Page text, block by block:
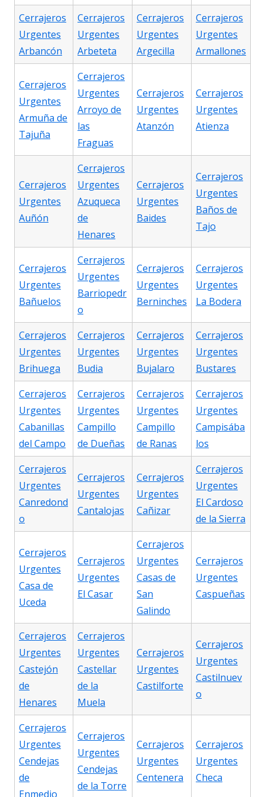
Cerrajeros
Urgentes
Arbancón
Cerrajeros
Urgentes
Arbeteta
Cerrajeros
Urgentes
Argecilla
Cerrajeros
Urgentes
Armallones
Cerrajeros
Urgentes
Armuña de
Tajuña
Cerrajeros
Urgentes
Arroyo de
las
Fraguas
Cerrajeros
Urgentes
Atanzón
Cerrajeros
Urgentes
Atienza
Cerrajeros
Urgentes
Auñón
Cerrajeros
Urgentes
Azuqueca
de
Henares
Cerrajeros
Urgentes
Baides
Cerrajeros
Urgentes
Baños de
Tajo
Cerrajeros
Urgentes
Bañuelos
Cerrajeros
Urgentes
Barriopedr
o
Cerrajeros
Urgentes
Berninches
Cerrajeros
Urgentes
La Bodera
Cerrajeros
Urgentes
Brihuega
Cerrajeros
Urgentes
Budia
Cerrajeros
Urgentes
Bujalaro
Cerrajeros
Urgentes
Bustares
Cerrajeros
Urgentes
Cabanillas
del Campo
Cerrajeros
Urgentes
Campillo
de Dueñas
Cerrajeros
Urgentes
Campillo
de Ranas
Cerrajeros
Urgentes
Campisába
los
Cerrajeros
Urgentes
Canredond
o
Cerrajeros
Urgentes
Cantalojas
Cerrajeros
Urgentes
Cañizar
Cerrajeros
Urgentes
El Cardoso
de la Sierra
Cerrajeros
Urgentes
Casa de
Uceda
Cerrajeros
Urgentes
El Casar
Cerrajeros
Urgentes
Casas de
San
Galindo
Cerrajeros
Urgentes
Caspueñas
Cerrajeros
Urgentes
Castejón
de
Henares
Cerrajeros
Urgentes
Castellar
de la
Muela
Cerrajeros
Urgentes
Castilforte
Cerrajeros
Urgentes
Castilnuev
o
Cerrajeros
Urgentes
Cendejas
de
Enmedio
Cerrajeros
Urgentes
Cendejas
de la Torre
Cerrajeros
Urgentes
Centenera
Cerrajeros
Urgentes
Checa